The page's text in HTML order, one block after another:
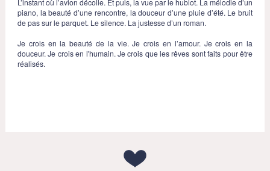
piano, la beauté d’une rencontre, la douceur d’une pluie d’été. Le bruit
de pas sur le parquet. Le silence. La justesse d’un roman.
Je crois en la beauté de la vie. Je crois en l’amour. Je crois en la
douceur. Je crois en l'humain. Je crois que les rêves sont faits pour être
réalisés.